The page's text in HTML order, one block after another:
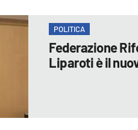
POLITICA
Federazione
Liparoti è il